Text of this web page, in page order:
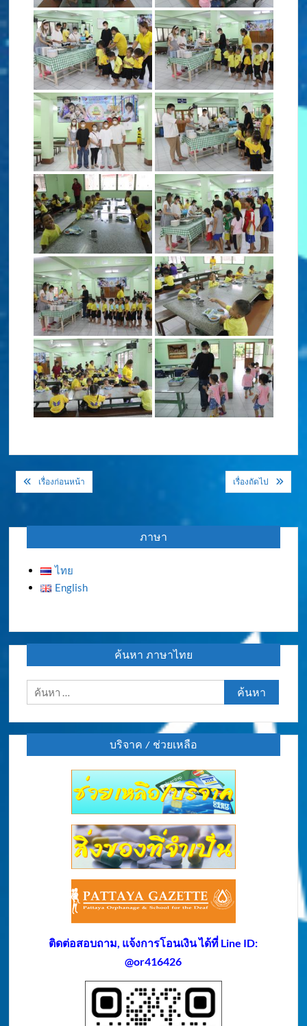
แนะแนว
เรื่องก่อนหน้า เรื่องถัดไป
ภาษา
ไทย
English
ค้นหา ภาษาไทย
ค้นหา
สำหรับ:
บริจาค / ช่วยเหลือ
ติดต่อสอบถาม, แจ้งการโอนเงิน ได้ที่ Line ID:
@or416426